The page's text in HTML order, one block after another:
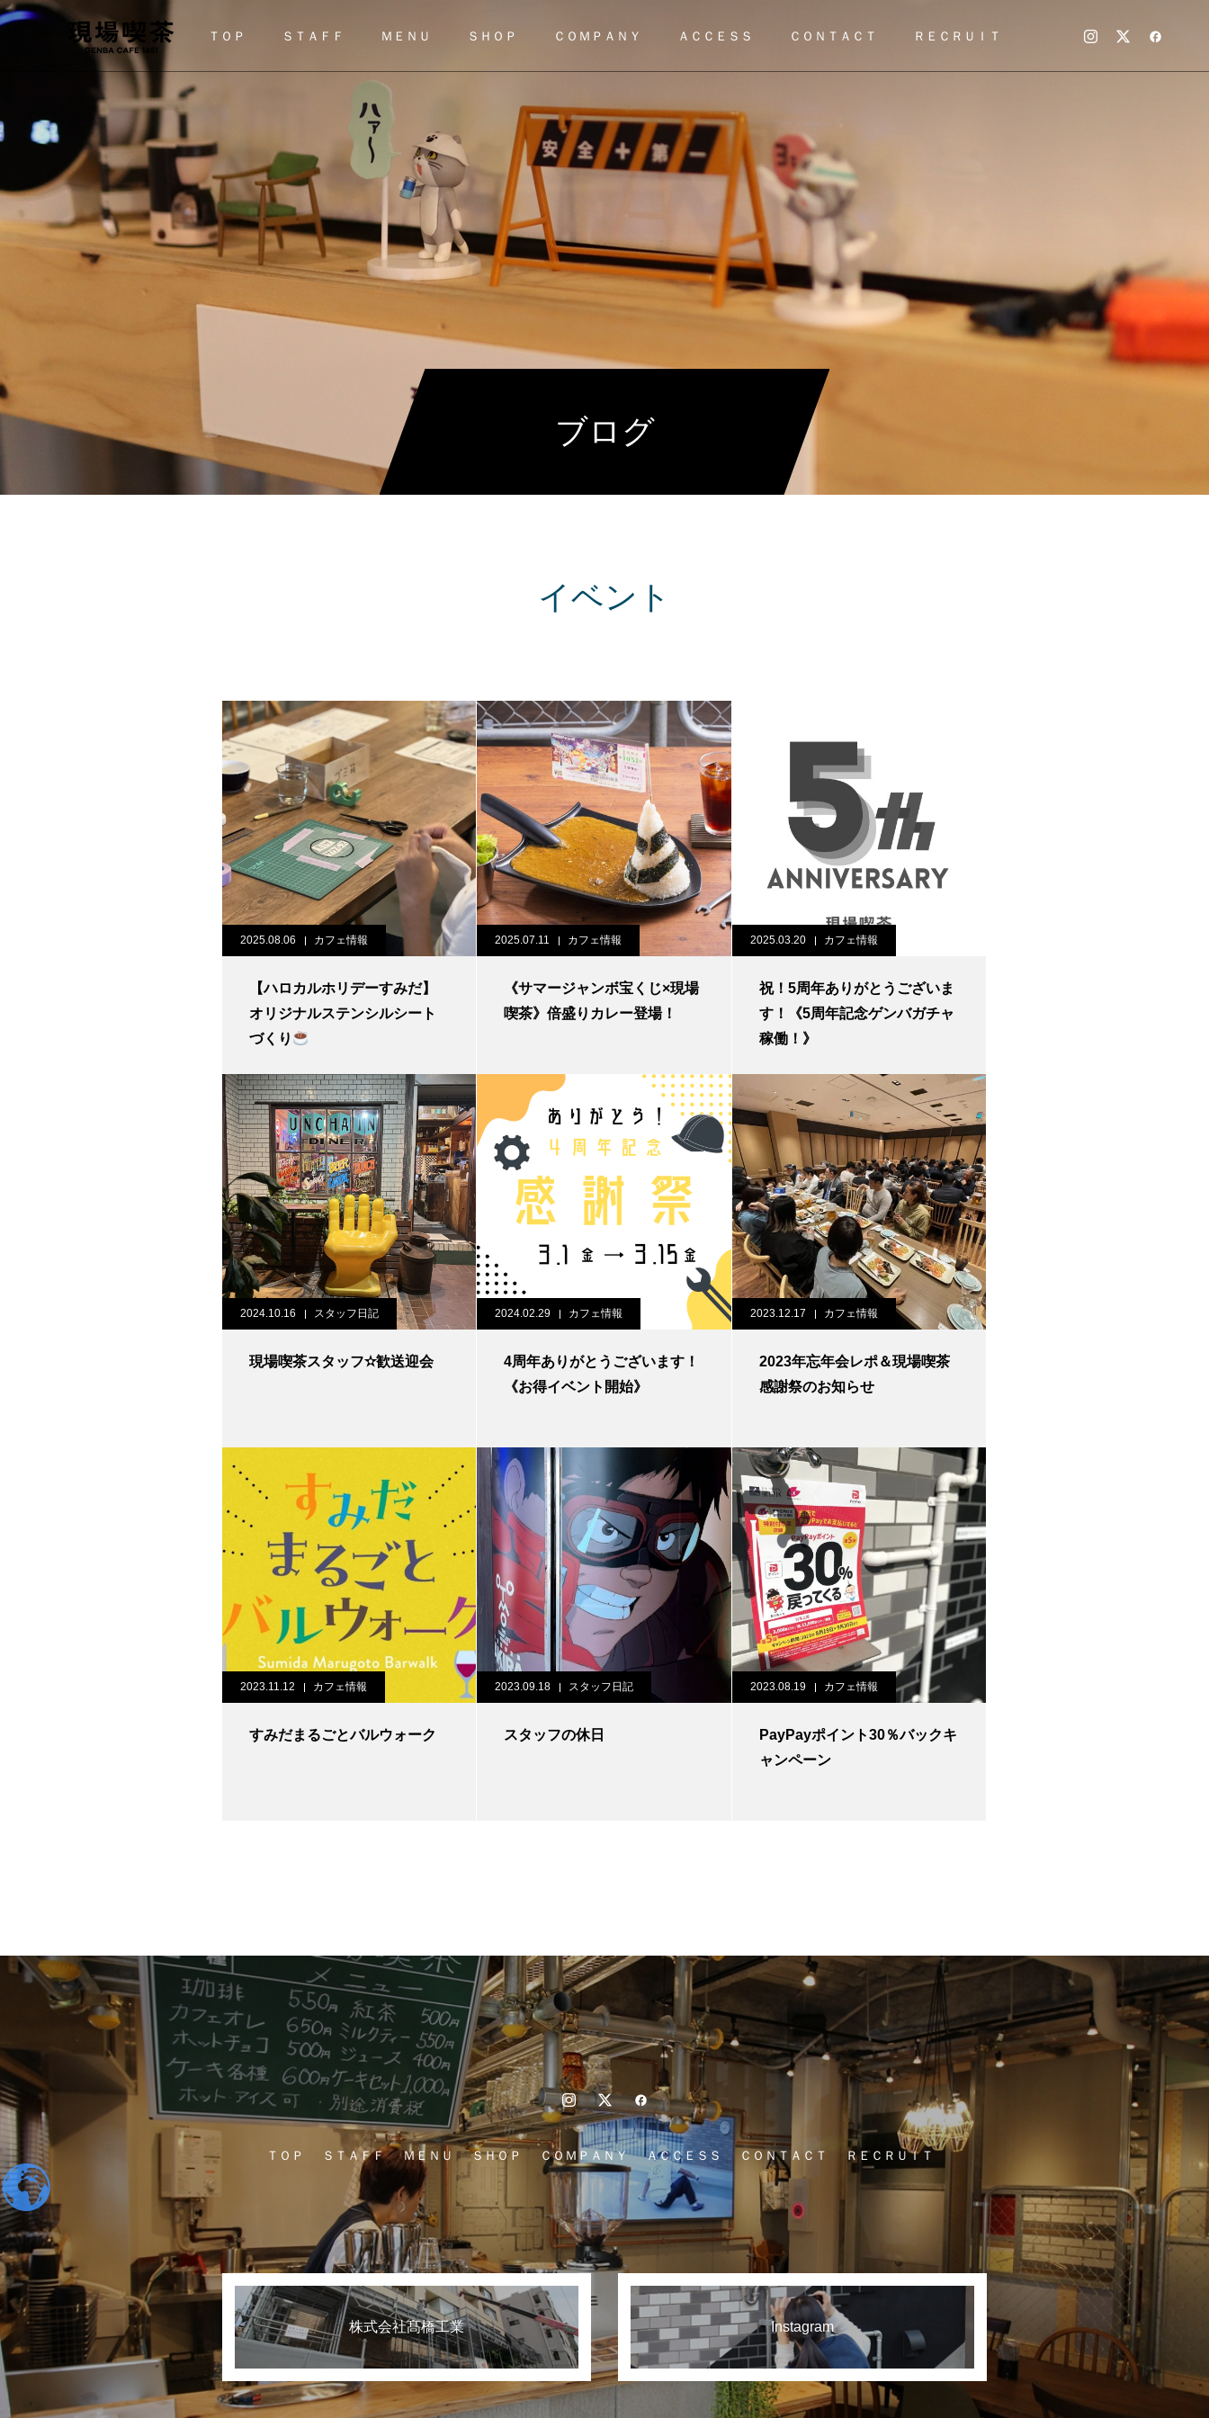
ＴＯＰ ＳＴＡＦＦ ＭＥＮＵ ＳＨＯＰ ＣＯＭＰＡＮＹ ＡＣＣＥＳＳ ＣＯＮＴＡＣＴ ＲＥＣＲＵＩＴ
ブログ
イベント
2025.08.06 カフェ情報
【ハロカルホリデーすみだ】
オリジナルステンシルシート
づくり
2025.07.11 カフェ情報
《サマージャンボ宝くじ×現場
喫茶》倍盛りカレー登場！
2025.03.20 カフェ情報
祝！5周年ありがとうございま
す！《5周年記念ゲンバガチャ
稼働！》
2024.10.16 スタッフ日記
現場喫茶スタッフ✫歓送迎会
2024.02.29 カフェ情報
4周年ありがとうございます！
《お得イベント開始》
2023.12.17 カフェ情報
2023年忘年会レポ＆現場喫茶
感謝祭のお知らせ
2023.11.12 カフェ情報
すみだまるごとバルウォーク
2023.09.18 スタッフ日記
スタッフの休日
2023.08.19 カフェ情報
PayPayポイント30％バックキ
ャンペーン
ＴＯＰ ＳＴＡＦＦ ＭＥＮＵ ＳＨＯＰ ＣＯＭＰＡＮＹ ＡＣＣＥＳＳ ＣＯＮＴＡＣＴ ＲＥＣＲＵＩＴ
株式会社髙橋工業 Instagram